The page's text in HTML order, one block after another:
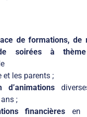
de formations, de
soirées à thème
et les parents ;
d’animations
;
financières en